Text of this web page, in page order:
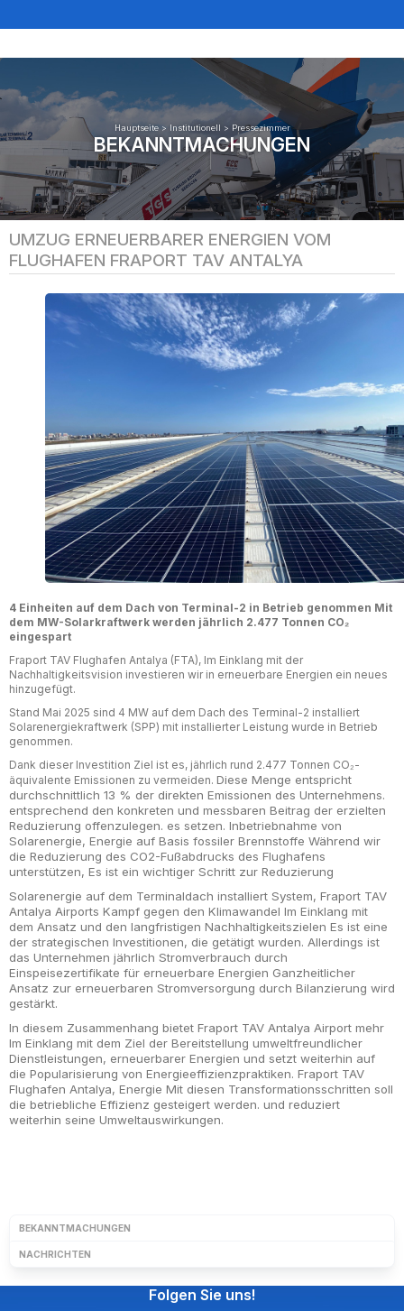
Hauptseite> Institutionell > Pressezimmer
BEKANNTMACHUNGEN
UMZUG ERNEUERBARER ENERGIEN VOM
FLUGHAFEN FRAPORT TAV ANTALYA
4 Einheiten auf dem Dach von Terminal-2 in Betrieb genommen Mit
dem MW-Solarkraftwerk werden jährlich 2.477 Tonnen CO₂
eingespart
Fraport TAV Flughafen Antalya (FTA), Im Einklang mit der
Nachhaltigkeitsvision investieren wir in erneuerbare Energien ein neues
hinzugefügt.
Stand Mai 2025 sind 4 MW auf dem Dach des Terminal-2 installiert
Solarenergiekraftwerk (SPP) mit installierter Leistung wurde in Betrieb
genommen.
Dank dieser Investition Ziel ist es, jährlich rund 2.477 Tonnen CO₂-
äquivalente Emissionen zu vermeiden. Diese Menge entspricht
durchschnittlich 13 % der direkten Emissionen des Unternehmens.
entsprechend den konkreten und messbaren Beitrag der erzielten
Reduzierung offenzulegen. es setzen. Inbetriebnahme von
Solarenergie, Energie auf Basis fossiler Brennstoffe Während wir
die Reduzierung des CO2-Fußabdrucks des Flughafens
unterstützen, Es ist ein wichtiger Schritt zur Reduzierung
Solarenergie auf dem Terminaldach installiert System, Fraport TAV
Antalya Airports Kampf gegen den Klimawandel Im Einklang mit
dem Ansatz und den langfristigen Nachhaltigkeitszielen Es ist eine
der strategischen Investitionen, die getätigt wurden. Allerdings ist
das Unternehmen jährlich Stromverbrauch durch
Einspeisezertifikate für erneuerbare Energien Ganzheitlicher
Ansatz zur erneuerbaren Stromversorgung durch Bilanzierung wird
gestärkt.
In diesem Zusammenhang bietet Fraport TAV Antalya Airport mehr
Im Einklang mit dem Ziel der Bereitstellung umweltfreundlicher
Dienstleistungen, erneuerbarer Energien und setzt weiterhin auf
die Popularisierung von Energieeffizienzpraktiken. Fraport TAV
Flughafen Antalya, Energie Mit diesen Transformationsschritten soll
die betriebliche Effizienz gesteigert werden. und reduziert
weiterhin seine Umweltauswirkungen.
BEKANNTMACHUNGEN
NACHRICHTEN
Folgen Sie uns!